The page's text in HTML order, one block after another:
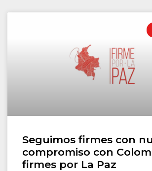
Seguimos firmes con
compromiso con
firmes por La Paz